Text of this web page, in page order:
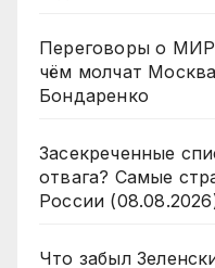
Переговоры о
чём молчат
Бондаренко
Засекреченные
отвага? Самые
России
Что забыл